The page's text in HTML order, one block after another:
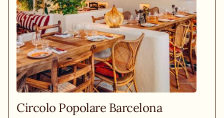
Circolo Popolare Barcelona